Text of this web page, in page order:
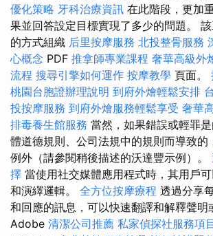
優化策略 牙科治療資訊 在此階段，更加
果並回答設定目標實現了多少的問題。
的方式組織 后里按摩服務 北投整骨服務
心概念 PDF 推拿師專業課程 奢華高級外
流程 搜尋引擎如何運作 按摩教學 頁面。
桃園台胞證辦理說明 到府外燴輕鬆安排
投按摩服務 到府外燴服務輕鬆享受 奢華
排毒養生館服務 當然，如果錯誤或輕罪
體道德規則、公司法規中的規則而導致的
例外（請參閱稍後描述的沃達豐示例）。
擇 當使用社交媒體應用程式時，其用戶
和演繹邏輯。 全方位按摩療程 透過分享
和回應的訊息，可以快速翻譯和解釋聲明
Adob​​e 清潔公司推薦 私家偵探社服務項